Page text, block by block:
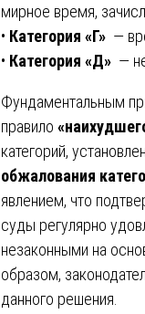
мирное время,
• Категория «Г» —
• Категория «Д» —
Фундаментальным
правило
категорий,
обжалования
явлением, что
суды регулярно
незаконными на
образом,
данного решения.